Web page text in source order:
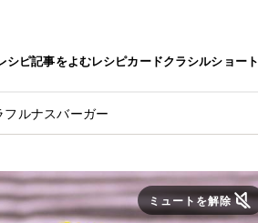
シピ記事をよむレシピカードクラシルショート
ルナスバーガー
ミュートを解除